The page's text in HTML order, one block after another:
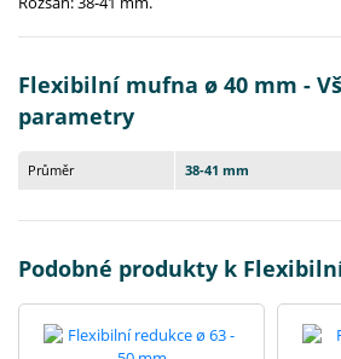
Flexibilní mufna ø 40 mm -
parametry
Průměr 38-41 mm
Podobné produkty k